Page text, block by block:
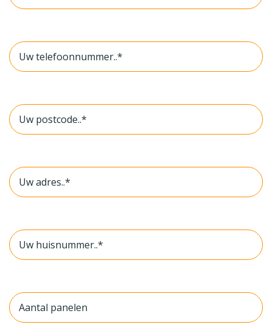
Telefoon
Postcode *
Adres *
Huisnummer *
Aantal
panelen